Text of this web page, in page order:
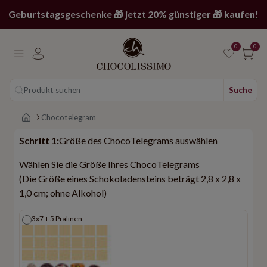
Geburtstagsgeschenke 🎁 jetzt 20% günstiger 🎁 kaufen!
0 0
Produkt suchen Suche
Main page
Chocotelegram
Schritt 1:Größe des ChocoTelegrams auswählen
Wählen Sie die Größe Ihres ChocoTelegrams
(Die Größe eines Schokoladensteins beträgt 2,8 x 2,8 x
1,0 cm; ohne Alkohol)
3x7 + 5 Pralinen